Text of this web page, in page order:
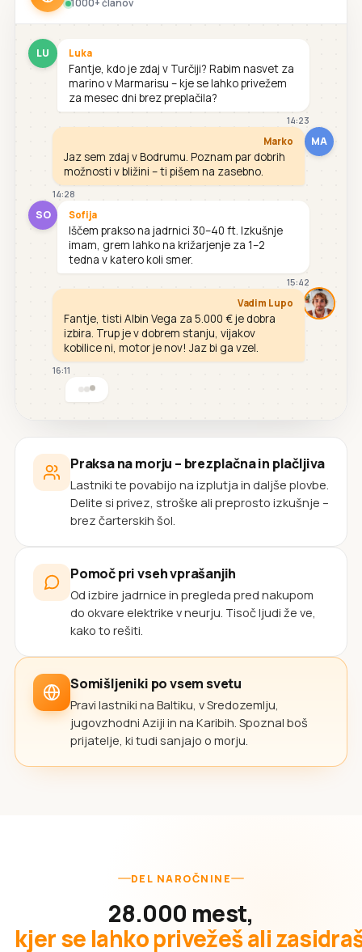
1000+ članov
LU Luka
Fantje, kdo je zdaj v Turčiji? Rabim nasvet za
marino v Marmarisu – kje se lahko privežem
za mesec dni brez preplačila?
14:23
MA
Marko
Jaz sem zdaj v Bodrumu. Poznam par dobrih
možnosti v bližini – ti pišem na zasebno.
14:28
SO Sofija
Iščem prakso na jadrnici 30–40 ft. Izkušnje
imam, grem lahko na križarjenje za 1–2
tedna v katero koli smer.
15:42
Vadim Lupo
Fantje, tisti Albin Vega za 5.000 € je dobra
izbira. Trup je v dobrem stanju, vijakov
kobilice ni, motor je nov! Jaz bi ga vzel.
16:11
Praksa na morju – brezplačna in plačljiva
Lastniki te povabijo na izplutja in daljše plovbe.
Delite si privez, stroške ali preprosto izkušnje –
brez čarterskih šol.
Pomoč pri vseh vprašanjih
Od izbire jadrnice in pregleda pred nakupom
do okvare elektrike v neurju. Tisoč ljudi že ve,
kako to rešiti.
Somišljeniki po vsem svetu
Pravi lastniki na Baltiku, v Sredozemlju,
jugovzhodni Aziji in na Karibih. Spoznal boš
prijatelje, ki tudi sanjajo o morju.
DEL NAROČNINE
28.000 mest,
kjer se lahko privežeš ali